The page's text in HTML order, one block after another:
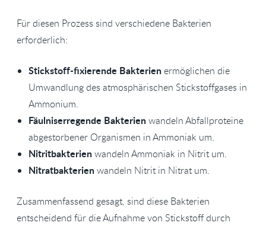
Für diesen Prozess sind verschiedene Bakterien
erforderlich:
Stickstoff-fixierende Bakterienermöglichen die
Umwandlung des atmosphärischen Stickstoffgases in
Ammonium.
Fäulniserregende Bakterienwandeln Abfallproteine
abgestorbener Organismen in Ammoniak um.
Nitritbakterienwandeln Ammoniak in Nitrit um.
Nitratbakterienwandeln Nitrit in Nitrat um.
Zusammenfassend gesagt, sind diese Bakterien
entscheidend für die Aufnahme von Stickstoff durch